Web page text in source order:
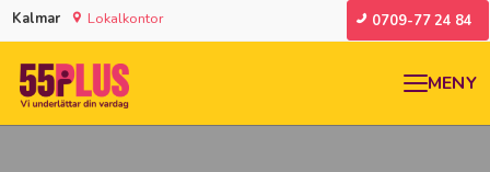
Kalmar Lokalkontor 0709-77 24 84
MENY